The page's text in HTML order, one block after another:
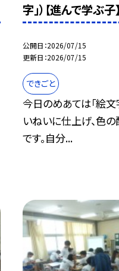
字」）【進んで学ぶ子】
公開日 2026/07/15
更新日 2026/07/15
できごと
今日のめあては「絵
いねいに仕上げ、色の
です。自分...